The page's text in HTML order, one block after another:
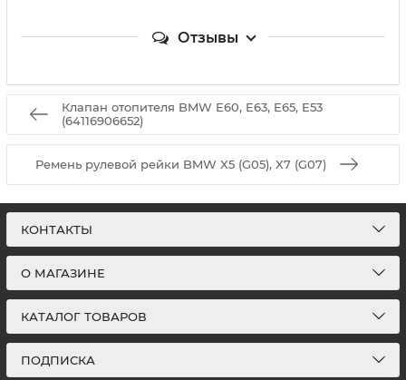
Отзывы
Клапан отопителя BMW E60, E63, E65, E53
(64116906652)
Ремень рулевой рейки BMW X5 (G05), X7 (G07)
КОНТАКТЫ
О МАГАЗИНЕ
КАТАЛОГ ТОВАРОВ
ПОДПИСКА